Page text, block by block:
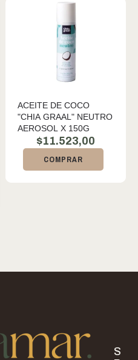
ACEITE DE COCO
"CHIA GRAAL" NEUTRO
AEROSOL X 150G
$11.523,00
COMPRAR
S